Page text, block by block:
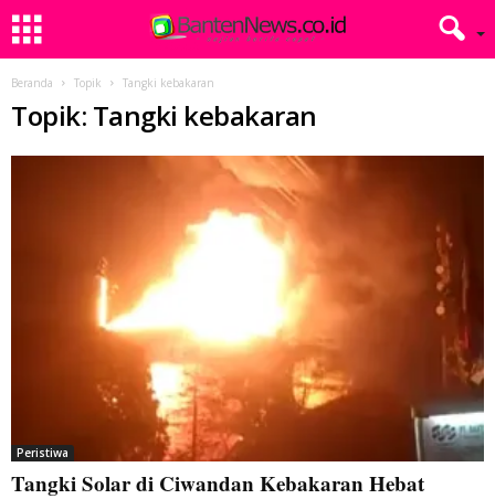
Beranda Topik Tangki kebakaran
Topik: Tangki kebakaran
Peristiwa
Tangki Solar di Ciwandan Kebakaran Hebat